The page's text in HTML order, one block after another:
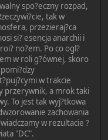
spo?eczny rozpad,
tak w
przezieraj?ca
si? esencja anarchii i
no?em. Po co ogl?
w roli g?ównej, skoro
w trakcie
przerywnik, a mrok taki
To jest tak wyj?tkowa
zachowania
w rezultacie ?
"DC".